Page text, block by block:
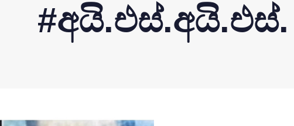
#අයි.එස්.අයි.එස්.